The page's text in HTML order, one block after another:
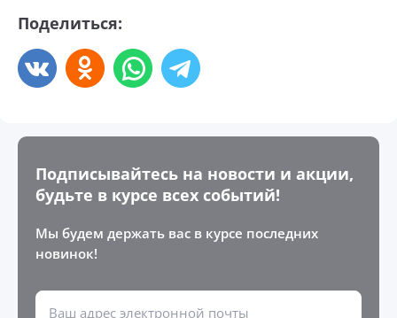
Поделиться:
Подписывайтесь на новости и акции,
будьте в курсе всех событий!
Мы будем держать вас в курсе последних
новинок!